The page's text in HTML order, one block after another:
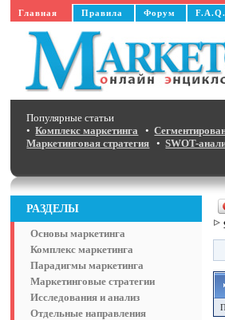
Главная Правила Форум F.A.Q.
Популярные статьи
•Комплекс маркетинга •
Маркетинговая стратегия •SWOT-
РАЗДЕЛЫ
Основы маркетинга
Комплекс маркетинга
Парадигмы маркетинга
Маркетинговые стратегии
Исследования и анализ
Отдельные направления